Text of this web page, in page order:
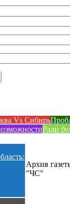
Vs Сибирь
Ради
Архив
"ЧС"